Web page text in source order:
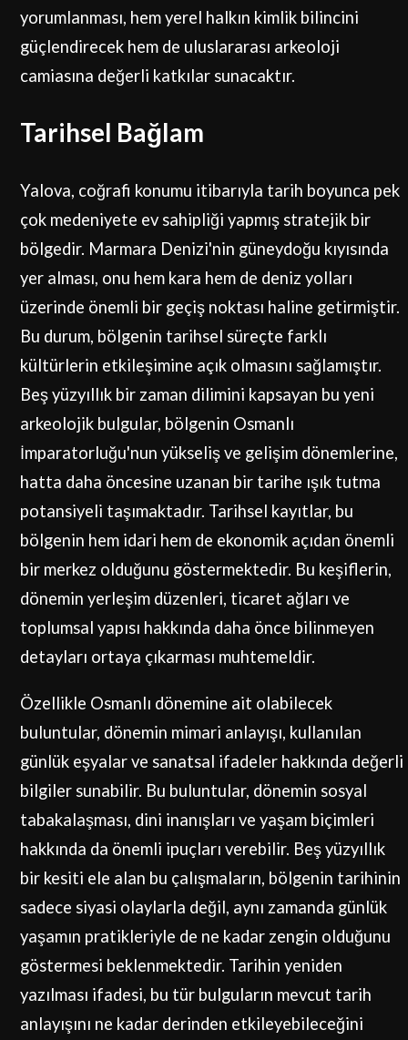
yorumlanması, hem yerel halkın kimlik bilincini
güçlendirecek hem de uluslararası arkeoloji
camiasına değerli katkılar sunacaktır.
Tarihsel Bağlam
Yalova, coğrafi konumu itibarıyla tarih boyunca pek
çok medeniyete ev sahipliği yapmış stratejik bir
bölgedir. Marmara Denizi'nin güneydoğu kıyısında
yer alması, onu hem kara hem de deniz yolları
üzerinde önemli bir geçiş noktası haline getirmiştir.
Bu durum, bölgenin tarihsel süreçte farklı
kültürlerin etkileşimine açık olmasını sağlamıştır.
Beş yüzyıllık bir zaman dilimini kapsayan bu yeni
arkeolojik bulgular, bölgenin Osmanlı
İmparatorluğu'nun yükseliş ve gelişim dönemlerine,
hatta daha öncesine uzanan bir tarihe ışık tutma
potansiyeli taşımaktadır. Tarihsel kayıtlar, bu
bölgenin hem idari hem de ekonomik açıdan önemli
bir merkez olduğunu göstermektedir. Bu keşiflerin,
dönemin yerleşim düzenleri, ticaret ağları ve
toplumsal yapısı hakkında daha önce bilinmeyen
detayları ortaya çıkarması muhtemeldir.
Özellikle Osmanlı dönemine ait olabilecek
buluntular, dönemin mimari anlayışı, kullanılan
günlük eşyalar ve sanatsal ifadeler hakkında değerli
bilgiler sunabilir. Bu buluntular, dönemin sosyal
tabakalaşması, dini inanışları ve yaşam biçimleri
hakkında da önemli ipuçları verebilir. Beş yüzyıllık
bir kesiti ele alan bu çalışmaların, bölgenin tarihinin
sadece siyasi olaylarla değil, aynı zamanda günlük
yaşamın pratikleriyle de ne kadar zengin olduğunu
göstermesi beklenmektedir. Tarihin yeniden
yazılması ifadesi, bu tür bulguların mevcut tarih
anlayışını ne kadar derinden etkileyebileceğini